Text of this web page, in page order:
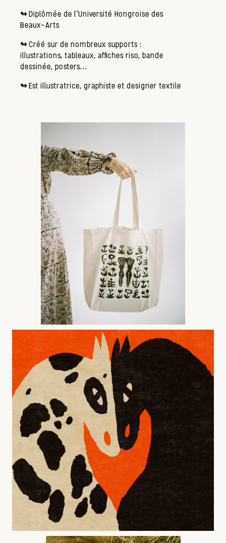
↬Diplômée de l’Université Hongroise des
Beaux-Arts
↬Créé sur de nombreux supports :
illustrations, tableaux, affiches riso, bande
dessinée, posters...
↬Est illustratrice, graphiste et designer textile